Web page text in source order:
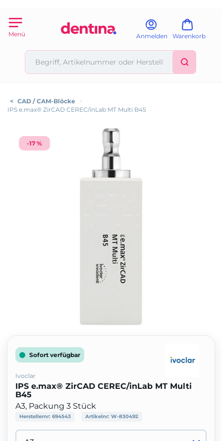
Menü Anmelden Warenkorb
< CAD / CAM-Blöcke
>
IPS e.max® ZirCAD CEREC/inLab MT Multi B45
-17 %
Sofort verfügbar
Ivoclar
IPS e.max® ZirCAD CEREC/inLab MT Multi
B45
A3, Packung 3 Stück
Herstellernr: 694543 Artikelnr: W-830492